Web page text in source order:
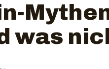
was